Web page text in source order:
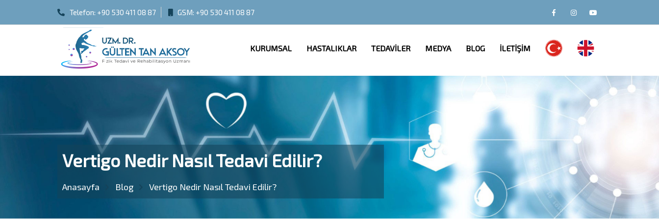
Telefon: +90 530 411 08 87 GSM: +90 530 411 08 87
KURUMSAL HASTALIKLAR TEDAVİLER MEDYA BLOG İLETİŞİM
Vertigo Nedir Nasıl Tedavi Edilir?
Anasayfa Blog Vertigo Nedir Nasıl Tedavi Edilir?